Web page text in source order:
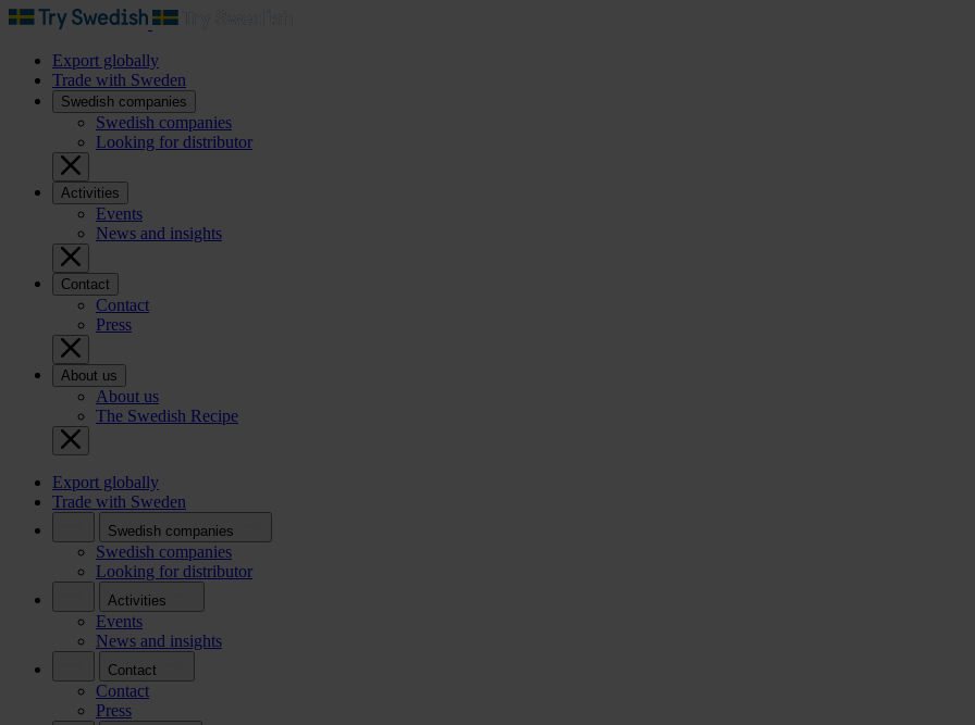
Export globally
Trade with Sweden
Swedish companies
Swedish companies
Looking for distributor
Activities
Events
News and insights
Contact
Contact
Press
About us
About us
The Swedish Recipe
Export globally
Trade with Sweden
Swedish companies
Swedish companies
Looking for distributor
Activities
Events
News and insights
Contact
Contact
Press